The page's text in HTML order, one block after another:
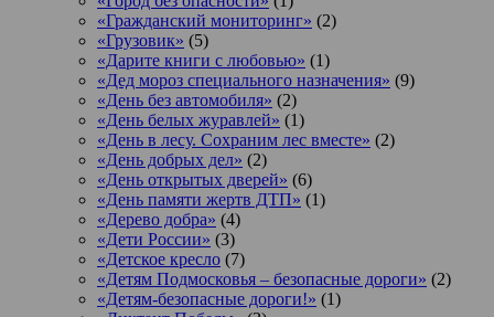
«Гражданский мониторинг» (2)
«Грузовик» (5)
«Дарите книги с любовью» (1)
«Дед мороз специального назначения» (9)
«День без автомобиля» (2)
«День белых журавлей» (1)
«День в лесу. Сохраним лес вместе» (2)
«День добрых дел» (2)
«День открытых дверей» (6)
«День памяти жертв ДТП» (1)
«Дерево добра» (4)
«Дети России» (3)
«Детское кресло (7)
«Детям Подмосковья – безопасные дороги» (2)
«Детям-безопасные дороги!» (1)